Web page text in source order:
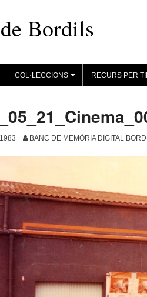
Bordils
+
COL·LECCIONS RECURS PER
BANC DE MEMÒRIA DIGITAL